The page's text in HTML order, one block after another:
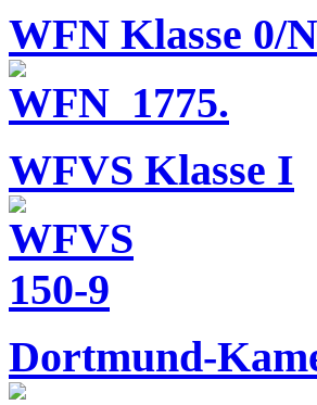
WFN Klasse 0/N
WFVS Klasse I
Dortmund-